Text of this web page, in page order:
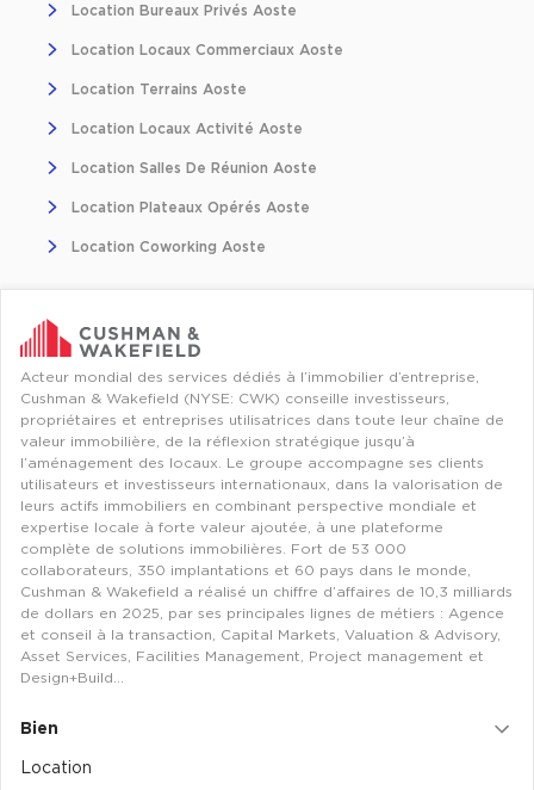
Collections d'Entrepôts / Activités
Entrepôts et Locaux d'activités indépendants
Entrepôts et Locaux d'activités avec quai de
Location de plateformes Logistique
Location de plateformes Logistique à Aulnay-sous-Bois
Location de plateformes Logistique à Amiens
Location de plateformes Logistique à Marseille
Location de plateformes Logistique à Le Havre
Achat de plateformes Logistique
Achat de plateformes Logistique en Bretagne
Achat de plateformes Logistique à Lyon
Achat de plateformes Logistique à Marseille
Location Bureaux Privés Aoste
Location Locaux Commerciaux Aoste
Location Terrains Aoste
Location Locaux Activité Aoste
Location Salles De Réunion Aoste
Location Plateaux Opérés Aoste
Location Coworking Aoste
Acteur mondial des services dédiés à l’immobilier d’entreprise,
Cushman & Wakefield (NYSE: CWK) conseille investisseurs,
propriétaires et entreprises utilisatrices dans toute leur chaîne de
valeur immobilière, de la réflexion stratégique jusqu’à
l’aménagement des locaux. Le groupe accompagne ses clients
utilisateurs et investisseurs internationaux, dans la valorisation de
leurs actifs immobiliers en combinant perspective mondiale et
expertise locale à forte valeur ajoutée, à une plateforme
complète de solutions immobilières. Fort de 53 000
collaborateurs, 350 implantations et 60 pays dans le monde,
Cushman & Wakefield a réalisé un chiffre d’affaires de 10,3 milliards
de dollars en 2025, par ses principales lignes de métiers : Agence
et conseil à la transaction, Capital Markets, Valuation & Advisory,
Asset Services, Facilities Management, Project management et
Design+Build…
Bien
Location